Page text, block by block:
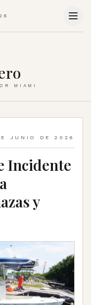
MIAMI
JUNIO DE 2026
Incidente
y